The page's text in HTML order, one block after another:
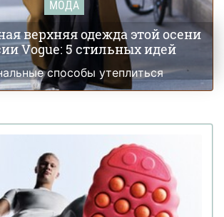
МОДА
верхняя одежда этой осени
Vogue: 5 стильных идей
способы утеплиться